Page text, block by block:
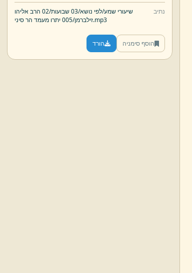
נתיב שיעורי שמע/לפי נושא/03 שבועות/
02 הרב אליהו
זילברמן/005 יתרו מעמד הר סיני.mp3
הוסף סימניה הורד